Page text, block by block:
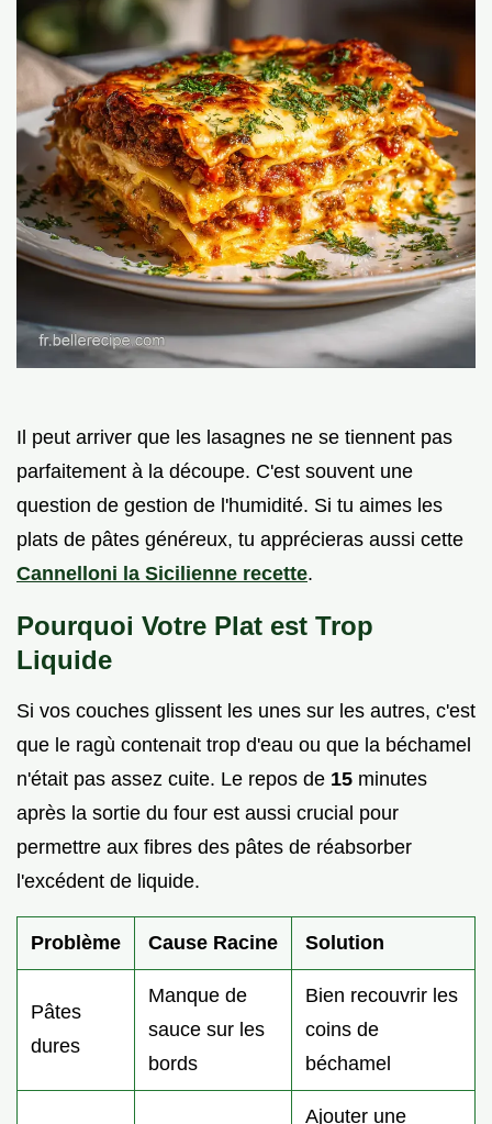
Il peut arriver que les lasagnes ne se tiennent pas
parfaitement à la découpe. C'est souvent une
question de gestion de l'humidité. Si tu aimes les
plats de pâtes généreux, tu apprécieras aussi cette
Cannelloni la Sicilienne recette.
Pourquoi Votre Plat est Trop
Liquide
Si vos couches glissent les unes sur les autres, c'est
que le ragù contenait trop d'eau ou que la béchamel
n'était pas assez cuite. Le repos de 15 minutes
après la sortie du four est aussi crucial pour
permettre aux fibres des pâtes de réabsorber
l'excédent de liquide.
Problème Cause Racine Solution
Pâtes
dures
Manque de
sauce sur les
bords
Bien recouvrir les
coins de
béchamel
Ajouter une